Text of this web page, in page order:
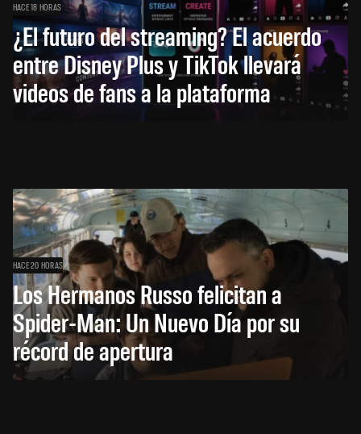
HACE 18 HORAS
¿El futuro del streaming? El acuerdo
entre Disney Plus y TikTok llevará
videos de fans a la plataforma
HACE 20 HORAS
Los Hermanos Russo felicitan a
Spider-Man: Un Nuevo Día por su
récord de apertura